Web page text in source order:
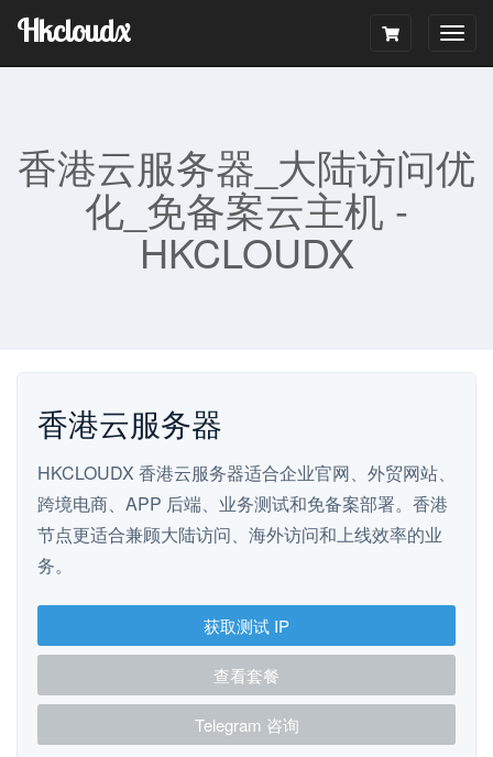
Hkcloudx
香港云服务器_大陆访问优
化_免备案云主机 -
HKCLOUDX
香港云服务器
HKCLOUDX 香港云服务器适合企业官网、外贸网站、
跨境电商、APP 后端、业务测试和免备案部署。香港
节点更适合兼顾大陆访问、海外访问和上线效率的业
务。
获取测试 IP
查看套餐
Telegram 咨询